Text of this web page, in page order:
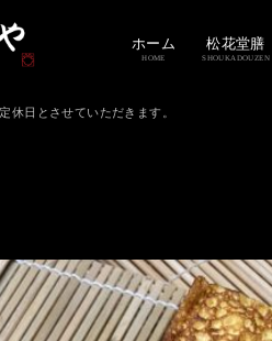
ホーム
HOME
松花堂膳
SHOUKADOUZEN
休日とさせていただきます。